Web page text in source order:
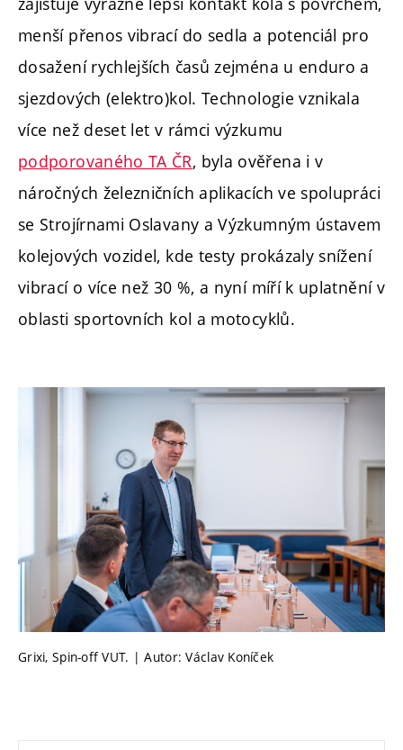
menší přenos vibrací do sedla a potenciál pro
dosažení rychlejších časů zejména u enduro a
sjezdových (elektro)kol. Technologie vznikala
více než deset let v rámci výzkumu
podporovaného TA ČR, byla ověřena i v
náročných železničních aplikacích ve spolupráci
se Strojírnami Oslavany a Výzkumným ústavem
kolejových vozidel, kde testy prokázaly snížení
vibrací o více než 30 %, a nyní míří k uplatnění v
oblasti sportovních kol a motocyklů.
Grixi, Spin-off VUT. | Autor: Václav Koníček